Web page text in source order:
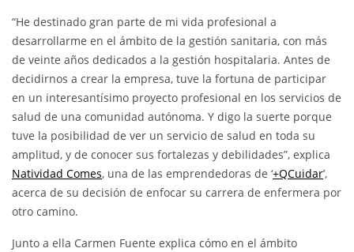
“He destinado gran parte de mi vida profesional a
desarrollarme en el ámbito de la gestión sanitaria, con más
de veinte años dedicados a la gestión hospitalaria. Antes de
decidirnos a crear la empresa, tuve la fortuna de participar
en un interesantísimo proyecto profesional en los servicios de
salud de una comunidad autónoma. Y digo la suerte porque
tuve la posibilidad de ver un servicio de salud en toda su
amplitud, y de conocer sus fortalezas y debilidades”, explica
Natividad Comes, una de las emprendedoras de ‘+QCuidar’,
acerca de su decisión de enfocar su carrera de enfermera por
otro camino.
Junto a ella Carmen Fuente explica cómo en el ámbito